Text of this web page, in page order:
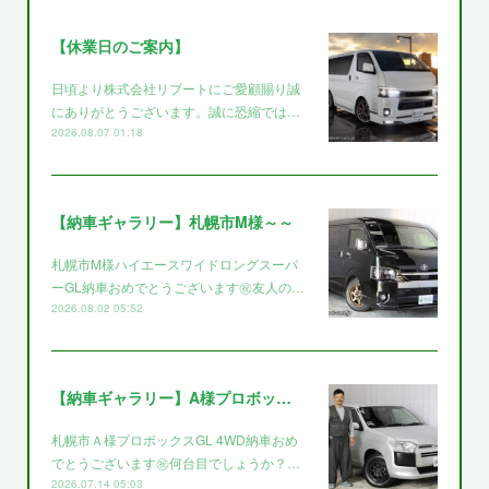
【休業日のご案内】
日頃より株式会社リブートにご愛顧賜り誠
にありがとうございます。誠に恐縮では…
2026.08.07 01:18
【納車ギャラリー】札幌市M様～～
札幌市M様ハイエースワイドロングスーパ
ーGL納車おめでとうございます㊗️友人の…
2026.08.02 05:52
【納車ギャラリー】A様プロボックス～～
札幌市Ａ様プロボックスGL 4WD納車おめ
でとうございます㊗️何台目でしょうか？…
2026.07.14 05:03